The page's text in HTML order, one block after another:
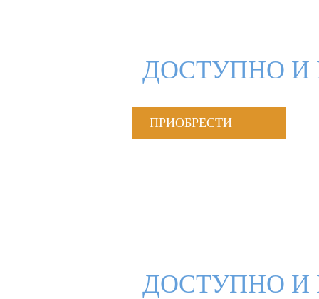
ДОСТУПНО И
ПРИОБРЕСТИ
ДОСТУПНО И